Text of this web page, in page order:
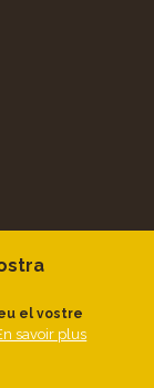
el vostre
savoir plus